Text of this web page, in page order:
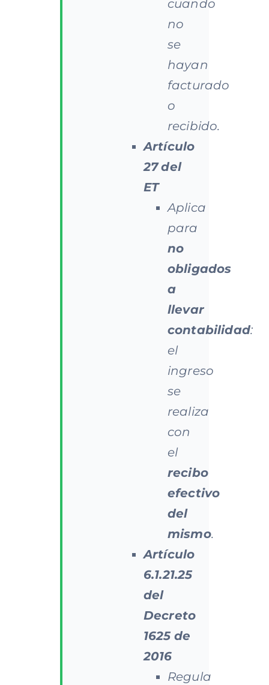
cuando
no
se
hayan
facturado
o
recibido.
Artículo
27 del
ET
Aplica
para
no
obligados
a
llevar
contabilidad:
el
ingreso
se
realiza
con
el
recibo
efectivo
del
mismo.
Artículo
6.1.21.25
del
Decreto
1625 de
2016
Regula